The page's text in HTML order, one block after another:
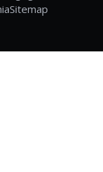
Sitemap